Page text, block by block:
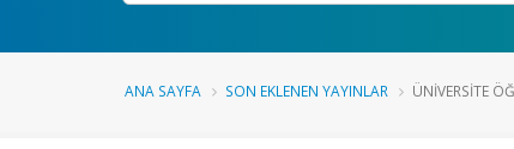
ANA SAYFA SON EKLENEN YAYINLAR ÜNIVERSITE